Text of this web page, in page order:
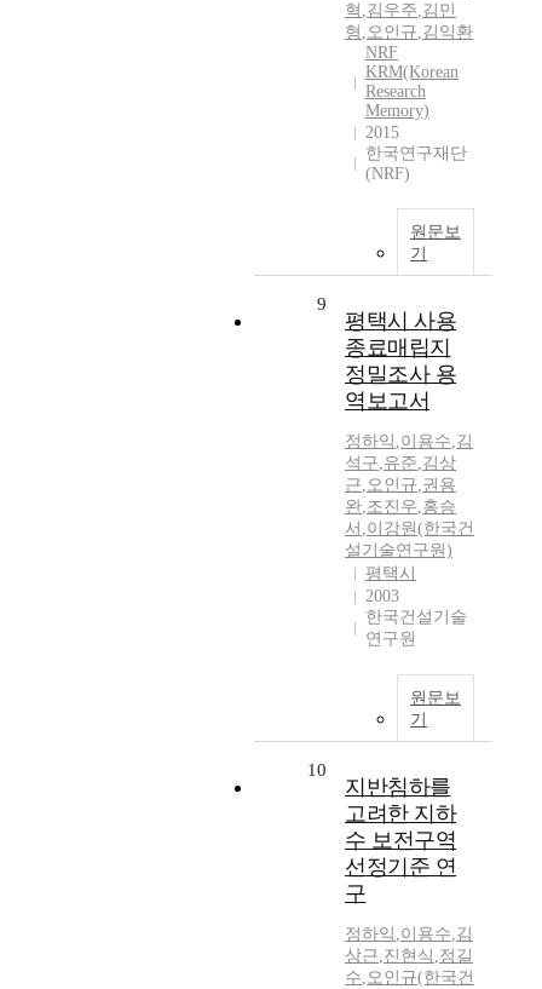
혁 ,김우주,김민
형 ,오인규,김익환
NRF
KRM(Korean
Research
Memory)
2015
한국연구재단
(NRF)
원문보
기
9
평택시 사용
종료매립지
정밀조사 용
역보고서
정하익 ,이용수,김
석구,유준,김상
근,오인규,권용
완,조진우,홍승
서 ,이강원(한국건
설기술연구원)
평택시
2003
한국건설기술
연구원
원문보
기
10
지반침하를
고려한 지하
수 보전구역
선정기준 연
구
정하익 ,이용수,김
상근,진현식 ,정길
수,오인규(한국건